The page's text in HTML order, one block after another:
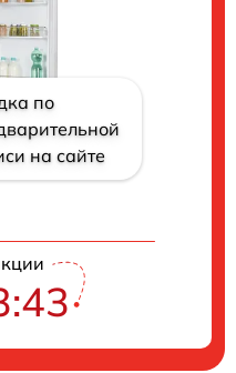
по
на сайте